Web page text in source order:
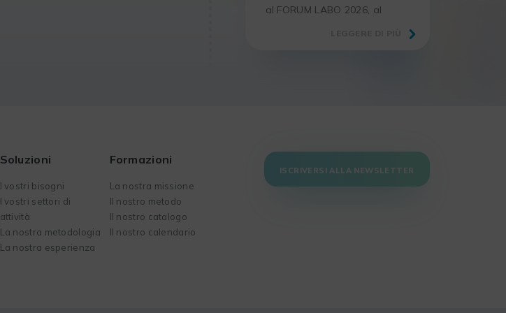
al FORUM LABO 2026, al
Soluzioni
I vostri bisogni
I vostri settori di
attività
La nostra metodologia
La nostra esperienza
Formazioni
La nostra missione
Il nostro metodo
Il nostro catalogo
Il nostro calendario
ISCRIVERSI ALLA NEWSLETTER